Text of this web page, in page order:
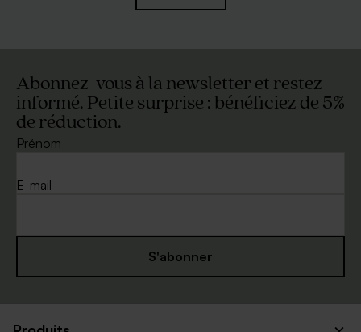
Enveloppe écologique
Enveloppe communion
Abonnez-vous à la newsletter et restez
informé. Petite surprise : bénéficiez de 5%
de réduction.
Prénom
E-mail
S'abonner